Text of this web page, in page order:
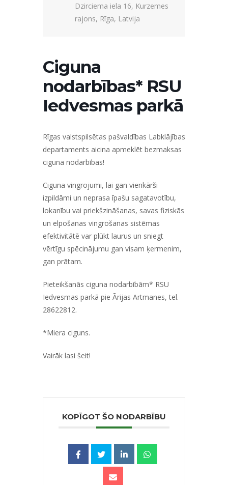
Dzirciema iela 16, Kurzemes
rajons, Rīga, Latvija
Ciguna
nodarbības* RSU
Iedvesmas parkā
Rīgas valstspilsētas pašvaldības Labklājības
departaments aicina apmeklēt bezmaksas
ciguna nodarbības!
Ciguna vingrojumi, lai gan vienkārši
izpildāmi un neprasa īpašu sagatavotību,
lokanību vai priekšzināšanas, savas fiziskās
un elpošanas vingrošanas sistēmas
efektivitātē var plūkt laurus un sniegt
vērtīgu spēcinājumu gan visam ķermenim,
gan prātam.
Pieteikšanās ciguna nodarbībām* RSU
Iedvesmas parkā pie Ārijas Artmanes, tel.
28622812.
*Miera ciguns.
Vairāk lasi šeit!
KOPĪGOT ŠO NODARBĪBU